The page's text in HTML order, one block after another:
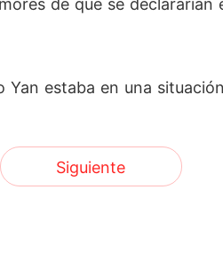
de que se
estaba en una
Siguiente